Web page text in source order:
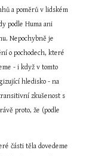
a poměrů v lidském
podle Huma ani
Nepochybně je
o pochodech, které
- i když v tomto
hledisko - na
zkušenost s
proto, že (podle
části těla dovedeme